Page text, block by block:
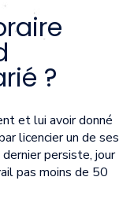
?
et lui avoir donné
licencier un de ses
persiste, jour
pas moins de 50